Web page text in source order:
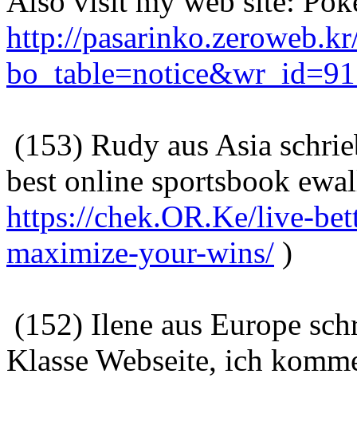
http://
(153) Rudy aus Asia
best online sportsbook
https://chek.OR.Ke/live-
maximize-your-wins/ )
(152) Ilene aus Europe
Klasse Webseite, ich